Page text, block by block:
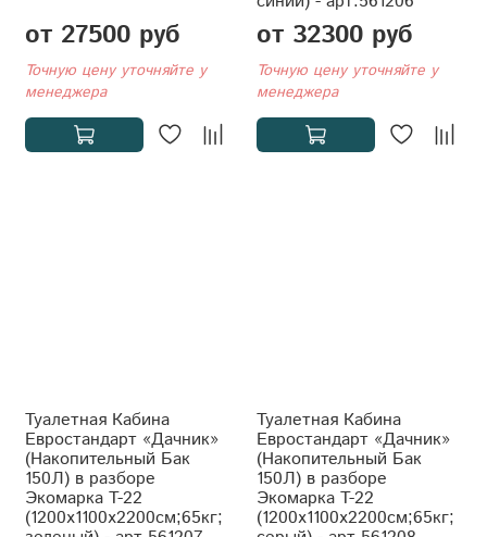
от 27500 руб
Точную цену уточняйте у
менеджера
от 32300 руб
Точную цену уточняйте у
менеджера
Туалетная Кабина
Евростандарт «Дачник»
(Накопительный Бак
150Л) в разборе
Экомарка T-22
(1200x1100x2200см;65кг;
Туалетная Кабина
Евростандарт «Дачник»
(Накопительный Бак
150Л) в разборе
Экомарка T-22
(1200x1100x2200см;65кг;